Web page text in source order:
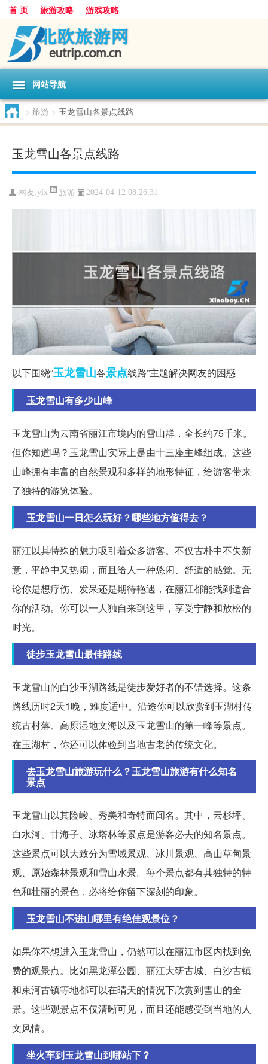
首 页 旅游攻略 游戏攻略
网站导航
> 旅游 > 玉龙雪山各景点线路
玉龙雪山各景点线路
网友:ylx 旅游 2024-04-12 08:26:31
以下围绕“玉龙雪山各景点线路”主题解决网友的困惑
玉龙雪山有多少山峰
玉龙雪山为云南省丽江市境内的雪山群，全长约75千米。
但你知道吗？玉龙雪山实际上是由十三座主峰组成。这些
山峰拥有丰富的自然景观和多样的地形特征，给游客带来
了独特的游览体验。
玉龙雪山一日怎么玩好？哪些地方值得去？
丽江以其特殊的魅力吸引着众多游客。不仅古朴中不失新
意，平静中又热闹，而且给人一种悠闲、舒适的感觉。无
论你是想疗伤、发呆还是期待艳遇，在丽江都能找到适合
你的活动。你可以一人独自来到这里，享受宁静和放松的
时光。
徒步玉龙雪山最佳路线
玉龙雪山的白沙玉湖路线是徒步爱好者的不错选择。这条
路线历时2天1晚，难度适中。沿途你可以欣赏到玉湖村传
统古村落、高原湿地文海以及玉龙雪山的第一峰等景点。
在玉湖村，你还可以体验到当地古老的传统文化。
去玉龙雪山旅游玩什么？玉龙雪山旅游有什么知名
景点
玉龙雪山以其险峻、秀美和奇特而闻名。其中，云杉坪、
白水河、甘海子、冰塔林等景点是游客必去的知名景点。
这些景点可以大致分为雪域景观、冰川景观、高山草甸景
观、原始森林景观和雪山水景。每个景点都有其独特的特
色和壮丽的景色，必将给你留下深刻的印象。
玉龙雪山不进山哪里有绝佳观景位？
如果你不想进入玉龙雪山，仍然可以在丽江市区内找到免
费的观景点。比如黑龙潭公园、丽江大研古城、白沙古镇
和束河古镇等地都可以在晴天的情况下欣赏到雪山的全
景。这些观景点不仅清晰可见，而且还能感受到当地的人
文风情。
坐火车到玉龙雪山到哪站下？